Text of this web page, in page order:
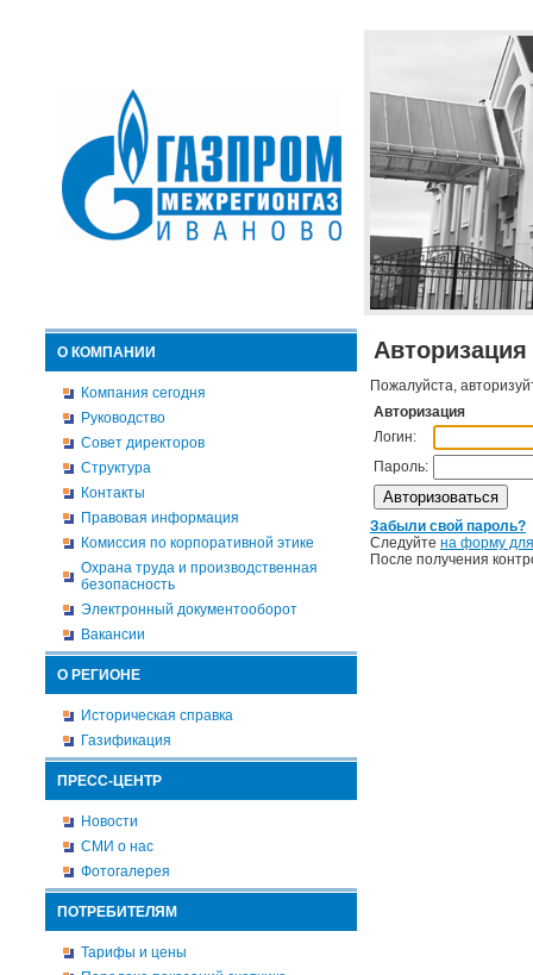
О КОМПАНИИ
Компания сегодня
Руководство
Совет директоров
Структура
Контакты
Правовая информация
Комиссия по корпоративной этике
Охрана труда и производственная
безопасность
Электронный документооборот
Вакансии
О РЕГИОНЕ
Историческая справка
Газификация
ПРЕСС-ЦЕНТР
Новости
СМИ о нас
Фотогалерея
ПОТРЕБИТЕЛЯМ
Тарифы и цены
Авторизация
Пожалуйста,
Авторизация
Логин:
Пароль:
Забыли свой пароль?
Следуйте на форму
После получения